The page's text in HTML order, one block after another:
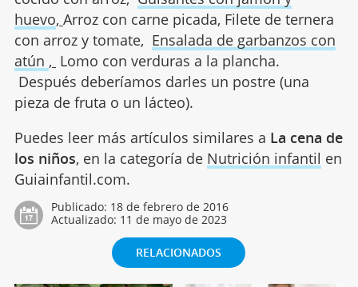
huevo, Arroz con carne picada, Filete de ternera
con arroz y tomate, Ensalada de garbanzos con
atún , Lomo con verduras a la plancha.
Después deberíamos darles un postre (una
pieza de fruta o un lácteo).
Puedes leer más artículos similares a La cena de
los niños, en la categoría de Nutrición infantil en
Guiainfantil.com.
Publicado: 18 de febrero de 2016
Actualizado: 11 de mayo de 2023
RELACIONADOS